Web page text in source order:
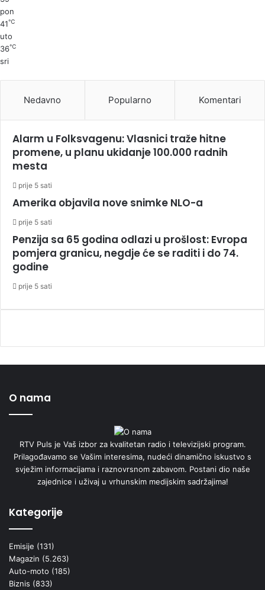
pon
41℃
uto
36℃
sri
Nedavno Popularno Komentari
Alarm u Folksvagenu: Vlasnici traže hitne
promene, u planu ukidanje 100.000 radnih
mesta
prije 5 sati
Amerika objavila nove snimke NLO-a
prije 5 sati
Penzija sa 65 godina odlazi u prošlost: Evropa
pomjera granicu, negdje će se raditi i do 74.
godine
prije 5 sati
O nama
RTV Puls je Vaš izbor za kvalitetan radio i televizijski program.
Prilagođavamo se Vašim interesima, nudeći dinamično iskustvo s
svježim informacijama i raznovrsnom zabavom. Postani dio naše
zajednice i uživaj u vrhunskim medijskim sadržajima!
Kategorije
Emisije (131)
Magazin (5.263)
Auto-moto (185)
Biznis (833)